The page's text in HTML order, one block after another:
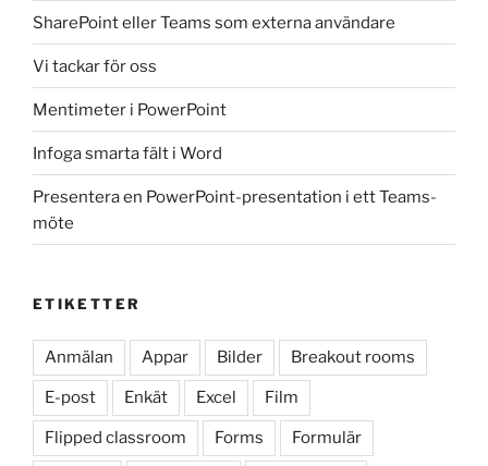
SharePoint eller Teams som externa användare
Vi tackar för oss
Mentimeter i PowerPoint
Infoga smarta fält i Word
Presentera en PowerPoint-presentation i ett Teams-
möte
ETIKETTER
Anmälan Appar Bilder Breakout rooms
E-post Enkät Excel Film
Flipped classroom Forms Formulär